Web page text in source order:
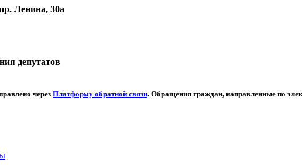
Ленина, 30а
депутатов
через Платформу обратной связи. Обращения граждан, направленные по